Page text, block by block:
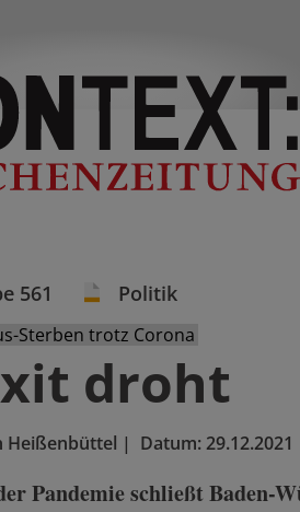
561 Politik
Sterben trotz Corona
droht
Heißenbüttel | Datum:29.12.2021
Pandemie schließt Baden-